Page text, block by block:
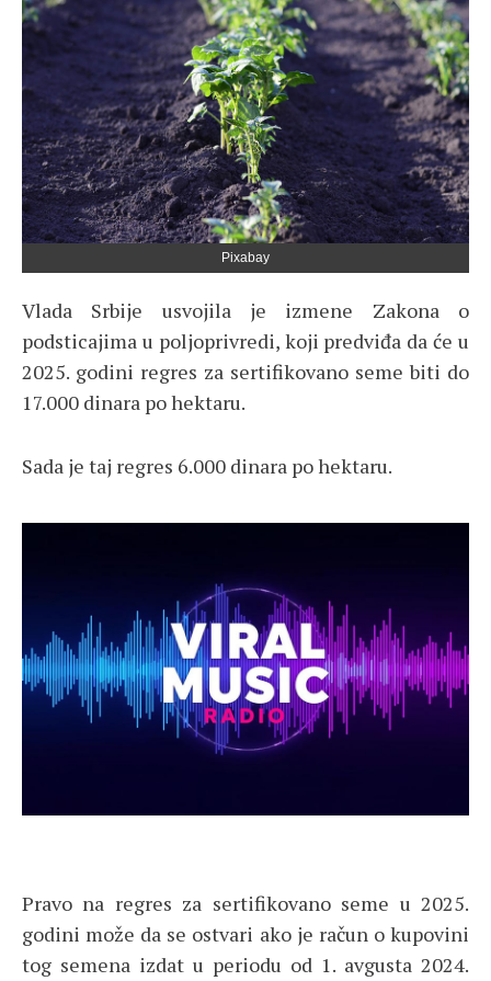
Pixabay
Vlada Srbije usvojila je izmene Zakona o
podsticajima u poljoprivredi, koji predviđa da će u
2025. godini regres za sertifikovano seme biti do
17.000 dinara po hektaru.
Sada je taj regres 6.000 dinara po hektaru.
Pravo na regres za sertifikovano seme u 2025.
godini može da se ostvari ako je račun o kupovini
tog semena izdat u periodu od 1. avgusta 2024.